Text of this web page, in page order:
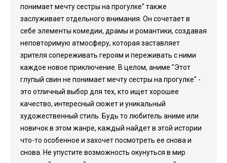
понимает мечту сестры на прогулке" также
заслуживает отдельного внимания. Он сочетает в
себе элементы комедии, драмы и романтики, создавая
неповторимую атмосферу, которая заставляет
зрителя сопереживать героям и переживать с ними
каждое новое приключение. В целом, аниме "Этот
глупый свин не понимает мечту сестры на прогулке" -
это отличный выбор для тех, кто ищет хорошее
качество, интересный сюжет и уникальный
художественный стиль. Будь то любитель аниме или
новичок в этом жанре, каждый найдет в этой истории
что-то особенное и захочет посмотреть ее снова и
снова. Не упустите возможность окунуться в мир